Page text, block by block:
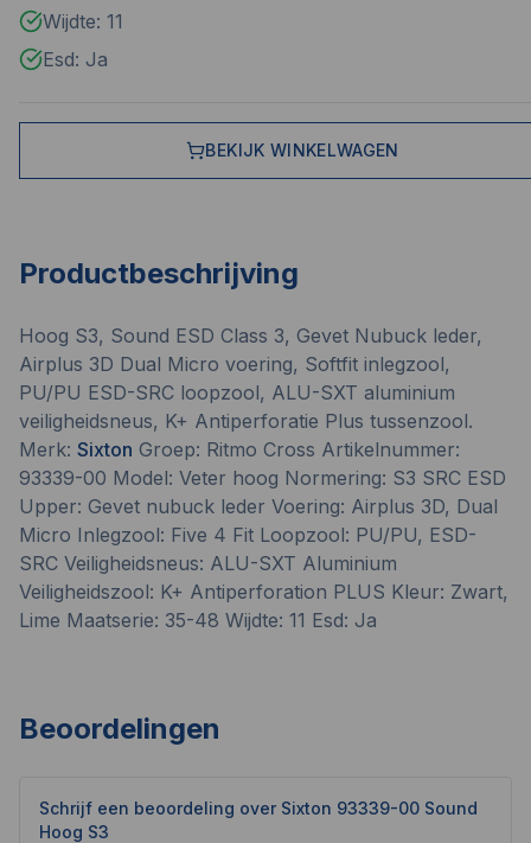
Wijdte: 11
Esd: Ja
BEKIJK WINKELWAGEN
Productbeschrijving
Hoog S3, Sound ESD Class 3, Gevet Nubuck leder,
Airplus 3D Dual Micro voering, Softfit inlegzool,
PU/PU ESD-SRC loopzool, ALU-SXT aluminium
veiligheidsneus, K+ Antiperforatie Plus tussenzool.
Merk: Sixton Groep: Ritmo Cross Artikelnummer:
93339-00 Model: Veter hoog Normering: S3 SRC ESD
Upper: Gevet nubuck leder Voering: Airplus 3D, Dual
Micro Inlegzool: Five 4 Fit Loopzool: PU/PU, ESD-
SRC Veiligheidsneus: ALU-SXT Aluminium
Veiligheidszool: K+ Antiperforation PLUS Kleur: Zwart,
Lime Maatserie: 35-48 Wijdte: 11 Esd: Ja
Beoordelingen
Schrijf een beoordeling over Sixton 93339-00 Sound
Hoog S3